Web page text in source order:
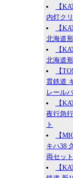
【
内灯ク
【
北海道形
【
北海道形
【
貫鉄道
レール
【
夜行急
ト
【
キハ38
両セット
【